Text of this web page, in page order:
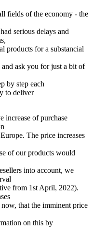
fields of the economy - the
serious delays and
products for a substancial
ask you for just a bit of
by step each
to deliver
increase of purchase
The price increases
of our products would
into account, we
from 1st April, 2022).
that the imminent price
on this by